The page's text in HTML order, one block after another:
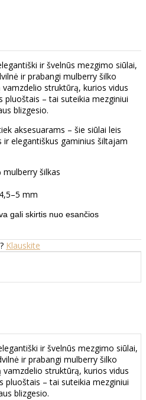
ir švelnūs mezgimo siūlai,
ir prabangi mulberry šilko
struktūrą, kurios vidus
pluoštais – tai suteikia mezginiui
blizgesio.
aksesuarams – šie siūlai leis
elegantiškus gaminius šiltajam
mulberry šilkas
4,5–5 mm
gali skirtis nuo esančios
Klauskite
ir švelnūs mezgimo siūlai,
ir prabangi mulberry šilko
vamzdelio struktūrą, kurios vidus
pluoštais – tai suteikia mezginiui
blizgesio.